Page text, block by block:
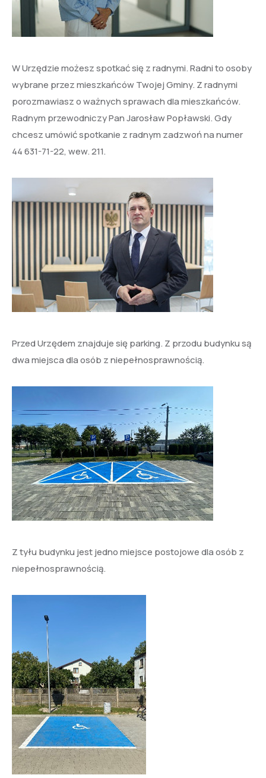
W Urzędzie możesz spotkać się z radnymi. Radni to osoby
wybrane przez mieszkańców Twojej Gminy. Z radnymi
porozmawiasz o ważnych sprawach dla mieszkańców.
Radnym przewodniczy Pan Jarosław Popławski. Gdy
chcesz umówić spotkanie z radnym zadzwoń na numer
44 631-71-22, wew. 211.
Przed Urzędem znajduje się parking. Z przodu budynku są
dwa miejsca dla osób z niepełnosprawnością.
Z tyłu budynku jest jedno miejsce postojowe dla osób z
niepełnosprawnością.